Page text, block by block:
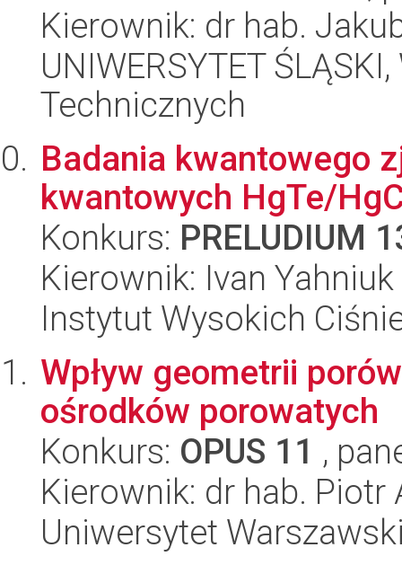
Kierownik: dr hab.
UNIWERSYTET
Technicznych
Badania kwantowego
kwantowych HgTe/
Konkurs: PRELUDIUM
Kierownik: Ivan Yahniuk
Instytut Wysokich
Wpływ geometrii
ośrodków porowatych
Konkurs: OPUS 11 ,
Kierownik: dr hab. Piotr
Uniwersytet